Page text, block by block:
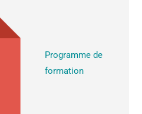
Programme de
formation